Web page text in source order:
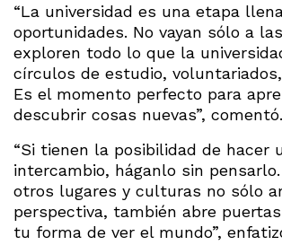
“La universidad es una etapa
oportunidades. No vayan sólo a
exploren todo lo que la
círculos de estudio,
Es el momento perfecto para
descubrir cosas nuevas”, comentó.
“Si tienen la posibilidad de hacer
intercambio, háganlo sin
otros lugares y culturas no sólo
perspectiva, también abre
tu forma de ver el mundo”,